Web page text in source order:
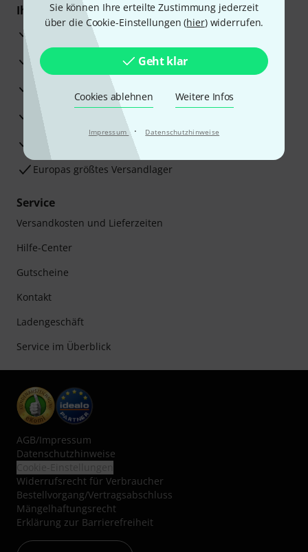
Sie können Ihre erteilte Zustimmung jederzeit
über die Cookie-Einstellungen (hier) widerrufen.
Geht klar
Cookies ablehnen Weitere Infos
Impressum · Datenschutzhinweise
Ihre Vorteile
3 Jahre Thomann Garantie
30 Tage Money-Back-Garantie
Beratung durch Fachexperten
Zufriedenheitsgarantie
Europas größtes Versandlager
Service
Versandkosten und Lieferzeiten
Hilfe-Center
Gutscheine
Kontakt
Ladengeschäft
Service im Überblick
AGB/Impressum
Datenschutzhinweise
Widerrufsrecht für Verbraucher
Bestellvorgang/Vertragsabschluss
Mängelhaftungsrecht
Erklärung zur Barrierefreiheit